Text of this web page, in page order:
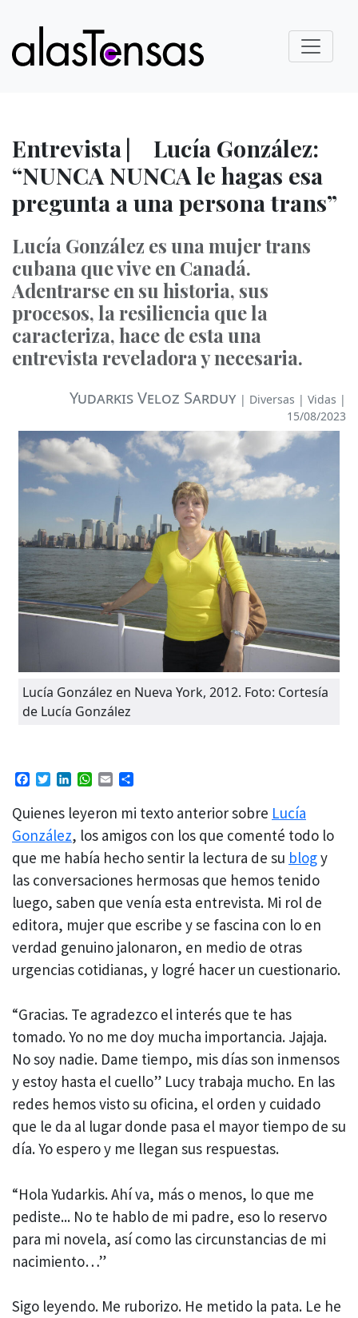
Entrevista ⎸ Lucía González:
“NUNCA NUNCA le hagas esa
pregunta a una persona trans”
Lucía González es una mujer trans
cubana que vive en Canadá.
Adentrarse en su historia, sus
procesos, la resiliencia que la
caracteriza, hace de esta una
entrevista reveladora y necesaria.
Yudarkis Veloz Sarduy | Diversas | Vidas |
15/08/2023
Lucía González en Nueva York, 2012. Foto: Cortesía
de Lucía González
Facebook
TwitterLinkedIn
WhatsApp
Email
Quienes leyeron mi texto anterior sobre Lucía
González, los amigos con los que comenté todo lo
que me había hecho sentir la lectura de su blogy
las conversaciones hermosas que hemos tenido
luego, saben que venía esta entrevista. Mi rol de
editora, mujer que escribe y se fascina con lo en
verdad genuino jalonaron, en medio de otras
urgencias cotidianas, y logré hacer un cuestionario.
“Gracias. Te agradezco el interés que te has
tomado. Yo no me doy mucha importancia. Jajaja.
No soy nadie. Dame tiempo, mis días son inmensos
y estoy hasta el cuello” Lucy trabaja mucho. En las
redes hemos visto su oficina, el orden y cuidado
que le da al lugar donde pasa el mayor tiempo de su
día. Yo espero y me llegan sus respuestas.
“Hola Yudarkis. Ahí va, más o menos, lo que me
pediste... No te hablo de mi padre, eso lo reservo
para mi novela, así como las circunstancias de mi
nacimiento…”
Sigo leyendo. Me ruborizo. He metido la pata. Le he